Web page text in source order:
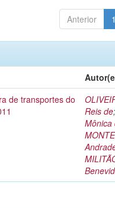
Anterior 1
de transportes do
Reis de;
Mônica